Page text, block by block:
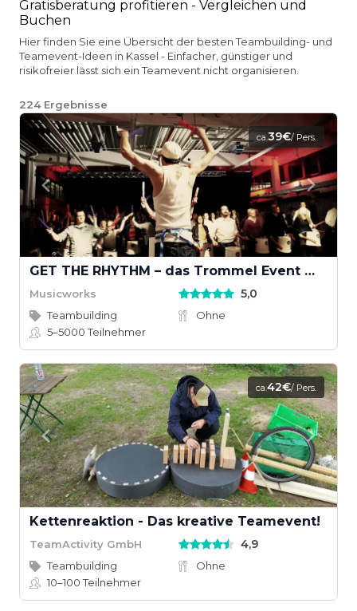
Gratisberatung profitieren - Vergleichen und
Buchen
Hier finden Sie eine Übersicht der besten Teambuilding- und
Teamevent-Ideen in Kassel - Einfacher, günstiger und
risikofreier lässt sich ein Teamevent nicht organisieren.
224 Ergebnisse
ca.39€/ Pers.
GET THE RHYTHM – das Trommel Event mit Groove
Musicworks 5,0
Teambuilding
Ohne
5–5000Teilnehmer
ca.42€/ Pers.
Kettenreaktion - Das kreative Teamevent!
TeamActivity GmbH 4,9
Teambuilding
Ohne
10–100Teilnehmer